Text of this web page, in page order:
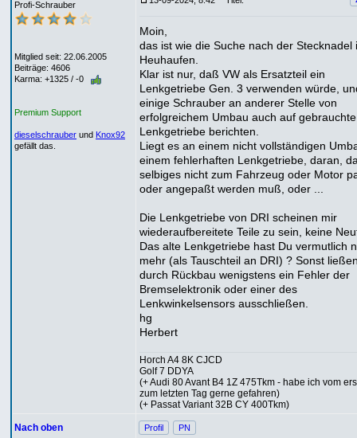
Profi-Schrauber
Mitglied seit: 22.06.2005
Beiträge: 4606
Karma: +1325 / -0
Premium Support
dieselschrauber und Knox92
gefällt das.
Moin,
das ist wie die Suche nach der Stecknadel
Heuhaufen.
Klar ist nur, daß VW als Ersatzteil ein
Lenkgetriebe Gen. 3 verwenden würde,
einige Schrauber an anderer Stelle von
erfolgreichem Umbau auch auf gebrauchte
Lenkgetriebe berichten.
Liegt es an einem nicht vollständigen
einem fehlerhaften Lenkgetriebe, daran,
selbiges nicht zum Fahrzeug oder Motor
oder angepaßt werden muß, oder ...
Die Lenkgetriebe von DRI scheinen mir
wiederaufbereitete Teile zu sein, keine
Das alte Lenkgetriebe hast Du vermutlich
mehr (als Tauschteil an DRI) ? Sonst
durch Rückbau wenigstens ein Fehler der
Bremselektronik oder einer des
Lenkwinkelsensors ausschließen.
hg
Herbert
Horch A4 8K CJCD
Golf 7 DDYA
(+ Audi 80 Avant B4 1Z 475Tkm - habe ich vom
zum letzten Tag gerne gefahren)
(+ Passat Variant 32B CY 400Tkm)
Nach oben Profil PN